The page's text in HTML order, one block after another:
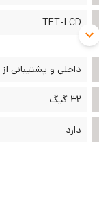
TFT-LCD
داخلی و پشتیبانی از Micro SD
32 گیگ
دارد